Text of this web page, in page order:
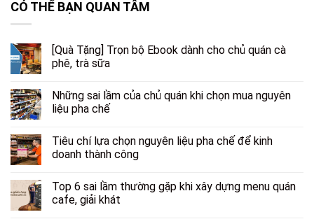
CÓ THỂ BẠN QUAN TÂM
[Quà Tặng] Trọn bộ Ebook dành cho chủ quán cà
phê, trà sữa
Những sai lầm của chủ quán khi chọn mua nguyên
liệu pha chế
Tiêu chí lựa chọn nguyên liệu pha chế để kinh
doanh thành công
Top 6 sai lầm thường gặp khi xây dựng menu quán
cafe, giải khát